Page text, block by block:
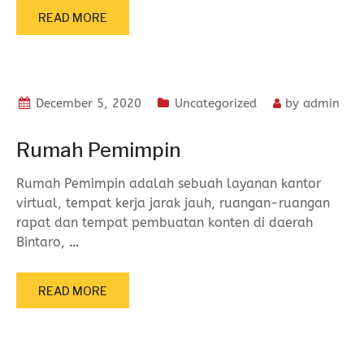
READ MORE
December 5, 2020 Uncategorized by admin
Rumah Pemimpin
Rumah Pemimpin adalah sebuah layanan kantor
virtual, tempat kerja jarak jauh, ruangan-ruangan
rapat dan tempat pembuatan konten di daerah
Bintaro, …
READ MORE